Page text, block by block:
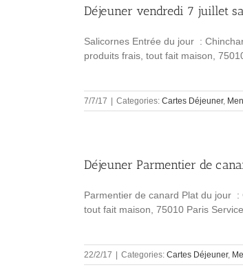
Déjeuner vendredi 7 juillet
Salicornes Entrée du jour :
produits frais, tout fait maison,
7/7/17 Categories: Cartes Déjeuner,
Déjeuner Parmentier de
Parmentier de canard Plat du jour :
tout fait maison, 75010 Paris
22/2/17 Categories: Cartes Déjeuner,